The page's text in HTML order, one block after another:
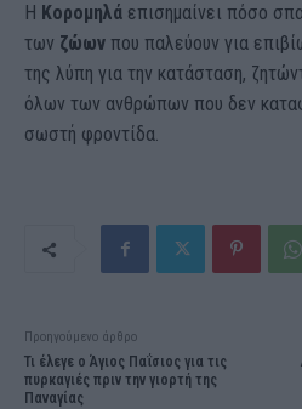
Η Κορομηλά επισημαίνει πόσο
των ζώων που παλεύουν για
της λύπη για την κατάσταση,
όλων των ανθρώπων που δεν
σωστή φροντίδα.
Προηγούμενο άρθρο
Τι έλεγε ο Άγιος Παΐσιος για τις
πυρκαγιές πριν την γιορτή της
Παναγίας